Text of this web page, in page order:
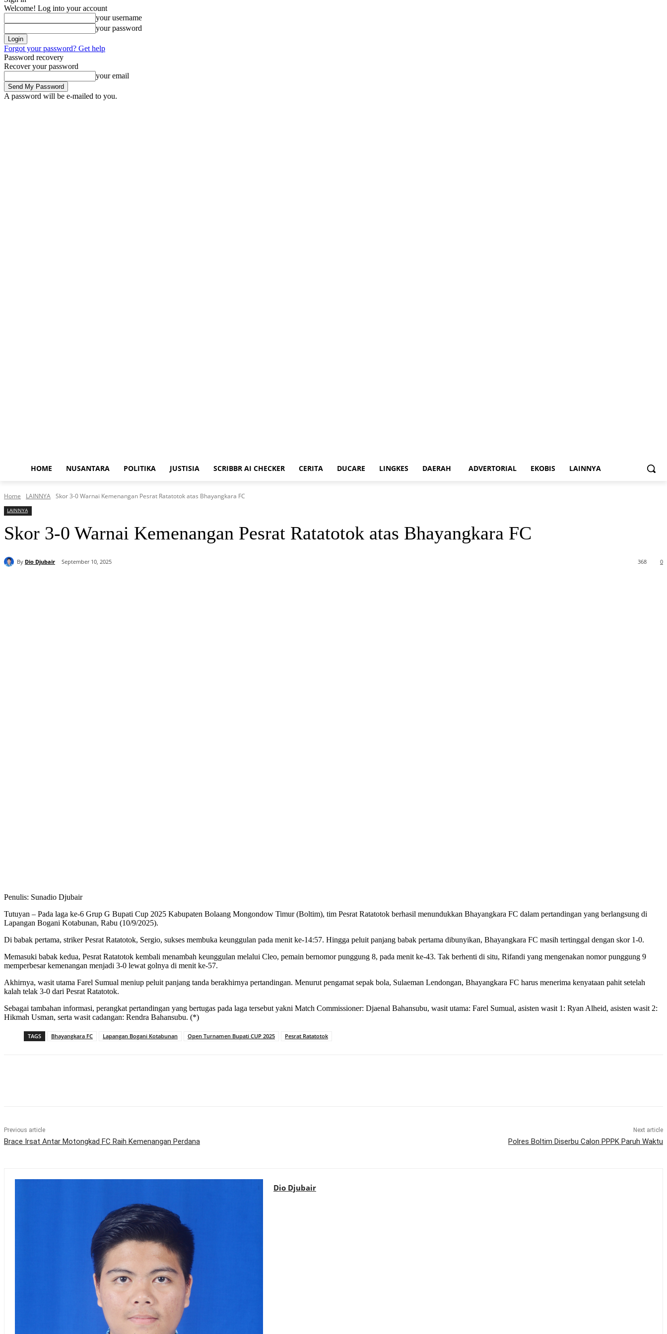
Welcome! Log into your account
your username
your password
Forgot your password? Get help
Password recovery
Recover your password
your email
A password will be e-mailed to you.
HOME NUSANTARA POLITIKA JUSTISIA SCRIBBR AI CHECKER CERITA DUCARE LINGKES DAERAH ADVERTORIAL EKOBIS LAINNYA
Home LAINNYA Skor 3-0 Warnai Kemenangan Pesrat Ratatotok atas Bhayangkara FC
LAINNYA
Skor 3-0 Warnai Kemenangan Pesrat Ratatotok atas Bhayangkara FC
By Dio Djubair September 10, 2025 0
368
Penulis: Sunadio Djubair
Tutuyan – Pada laga ke-6 Grup G Bupati Cup 2025 Kabupaten Bolaang Mongondow Timur (Boltim), tim Pesrat Ratatotok berhasil menundukkan Bhayangkara FC dalam pertandingan yang berlangsung di
Lapangan Bogani Kotabunan, Rabu (10/9/2025).
Di babak pertama, striker Pesrat Ratatotok, Sergio, sukses membuka keunggulan pada menit ke-14:57. Hingga peluit panjang babak pertama dibunyikan, Bhayangkara FC masih tertinggal dengan skor 1-0.
Memasuki babak kedua, Pesrat Ratatotok kembali menambah keunggulan melalui Cleo, pemain bernomor punggung 8, pada menit ke-43. Tak berhenti di situ, Rifandi yang mengenakan nomor punggung 9
memperbesar kemenangan menjadi 3-0 lewat golnya di menit ke-57.
Akhirnya, wasit utama Farel Sumual meniup peluit panjang tanda berakhirnya pertandingan. Menurut pengamat sepak bola, Sulaeman Lendongan, Bhayangkara FC harus menerima kenyataan pahit setelah
kalah telak 3-0 dari Pesrat Ratatotok.
Sebagai tambahan informasi, perangkat pertandingan yang bertugas pada laga tersebut yakni Match Commissioner: Djaenal Bahansubu, wasit utama: Farel Sumual, asisten wasit 1: Ryan Alheid, asisten wasit 2:
Hikmah Usman, serta wasit cadangan: Rendra Bahansubu. (*)
TAGS Bhayangkara FC Lapangan Bogani Kotabunan Open Turnamen Bupati CUP 2025 Pesrat Ratatotok
Previous article
Brace Irsat Antar Motongkad FC Raih Kemenangan Perdana
Next article
Polres Boltim Diserbu Calon PPPK Paruh Waktu
Dio Djubair